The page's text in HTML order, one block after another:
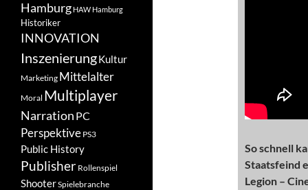
So schnell
Staatsfeind
Legion –
Hamburg HAW Hamburg
Historiker
INNOVATION
InszenierungKultur
Marketing Mittelalter
Moral Multiplayer
Narration PC
Perspektive PS3
Public History
Publisher Rollenspiel
ShooterSpielebranche